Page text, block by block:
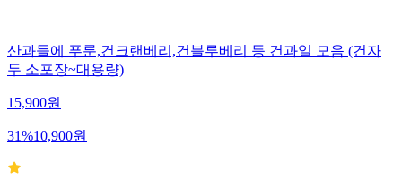
산과들에 푸룬,건크랜베리,건블루베리 등 건과일 모음 (건자
두 소포장~대용량)
15,900원
31%10,900원